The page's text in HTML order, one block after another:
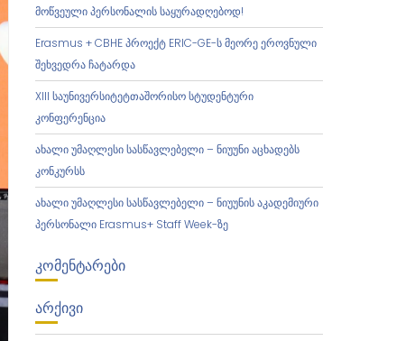
მოწვეული პერსონალის საყურადღებოდ!
Erasmus + CBHE პროექტ ERIC-GE-ს მეორე ეროვნული
შეხვედრა ჩატარდა
XIII საუნივერსიტეტთაშორისო სტუდენტური
კონფერენცია
ახალი უმაღლესი სასწავლებელი – ნიუუნი აცხადებს
კონკურსს
ახალი უმაღლესი სასწავლებელი – ნიუუნის აკადემიური
პერსონალი Erasmus+ Staff Week-ზე
ᲙᲝᲛᲔᲜᲢᲐᲠᲔᲑᲘ
ᲐᲠᲥᲘᲕᲘ